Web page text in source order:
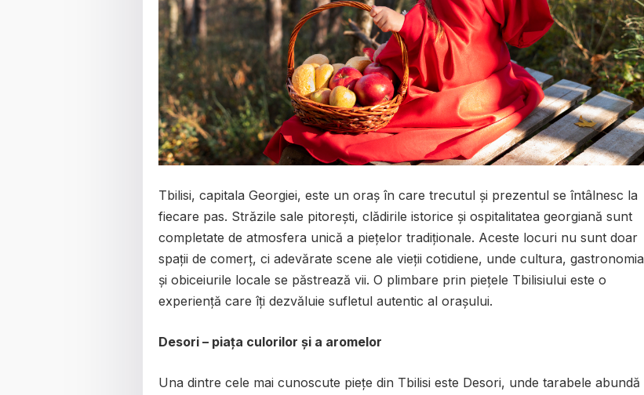
Tbilisi, capitala Georgiei, este un oraș în care trecutul și prezentul se întâlnesc la
fiecare pas. Străzile sale pitorești, clădirile istorice și ospitalitatea georgiană sunt
completate de atmosfera unică a piețelor tradiționale. Aceste locuri nu sunt doar
spații de comerț, ci adevărate scene ale vieții cotidiene, unde cultura, gastronomia
și obiceiurile locale se păstrează vii. O plimbare prin piețele Tbilisiului este o
experiență care îți dezvăluie sufletul autentic al orașului.
Desori – piața culorilor și a aromelor
Una dintre cele mai cunoscute piețe din Tbilisi este Desori, unde tarabele abundă